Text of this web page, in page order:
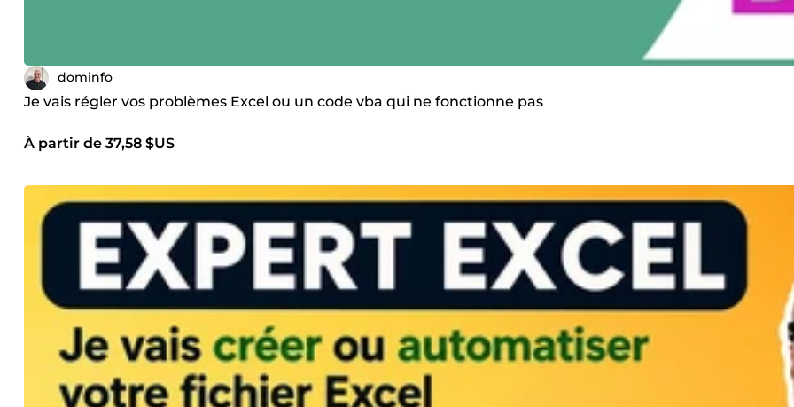
dominfo
Je vais régler vos problèmes Excel ou un code vba qui ne fonctionne pas
À partir de 37,58 $US